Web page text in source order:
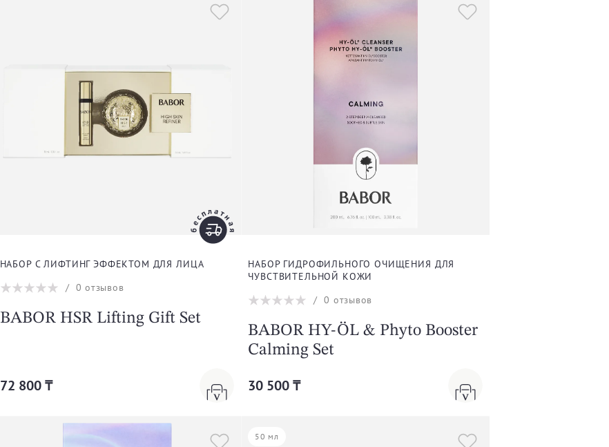
НАБОР С ЛИФТИНГ ЭФФЕКТОМ ДЛЯ ЛИЦА
/ 0 отзывов
BABOR HSR Lifting Gift Set
72 800 ₸
НАБОР ГИДРОФИЛЬНОГО ОЧИЩЕНИЯ ДЛЯ
ЧУВСТВИТЕЛЬНОЙ КОЖИ
/0 отзывов
BABOR HY-ÖL & Phyto Booster
Calming Set
30 500 ₸
50 мл